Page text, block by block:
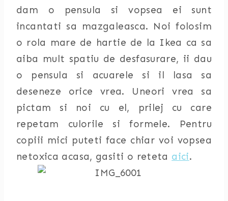
dam o pensula si vopsea ei sunt
incantati sa mazgaleasca. Noi folosim
o rola mare de hartie de la Ikea ca sa
aiba mult spatiu de desfasurare, ii dau
o pensula si acuarele si il lasa sa
deseneze orice vrea. Uneori vrea sa
pictam si noi cu el, prilej cu care
repetam culorile si formele. Pentru
copiii mici puteti face chiar voi vopsea
netoxica acasa, gasiti o reteta aici.